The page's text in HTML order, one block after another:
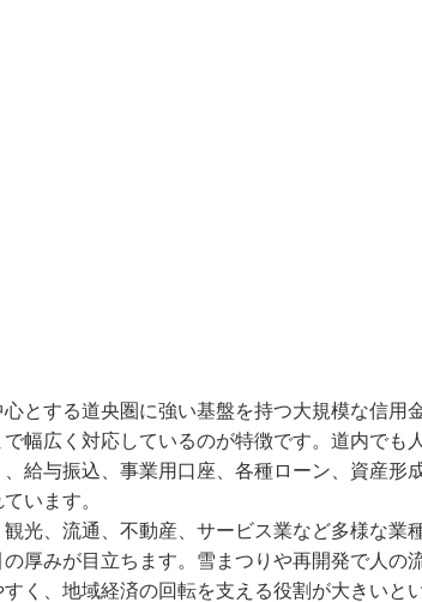
とする道央圏に強い基盤を持つ大規模な信用
幅広く対応しているのが特徴です。道内でも
給与振込、事業用口座、各種ローン、資産形
います。
光、流通、不動産、サービス業など多様な業
厚みが目立ちます。雪まつりや再開発で人の
く、地域経済の回転を支える役割が大きいとい